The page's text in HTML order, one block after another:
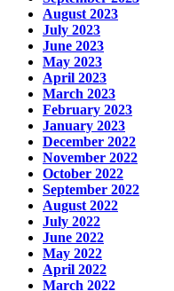
August 2023
July 2023
June 2023
May 2023
April 2023
March 2023
February 2023
January 2023
December 2022
November 2022
October 2022
September 2022
August 2022
July 2022
June 2022
May 2022
April 2022
March 2022